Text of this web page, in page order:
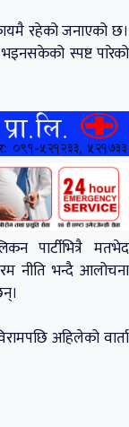
रहेको जनाएको छ।
स्पष्ट पारेको
पार्टीभित्रै मतभेद
नीति भन्दै आलोचना
अहिलेको वार्ता